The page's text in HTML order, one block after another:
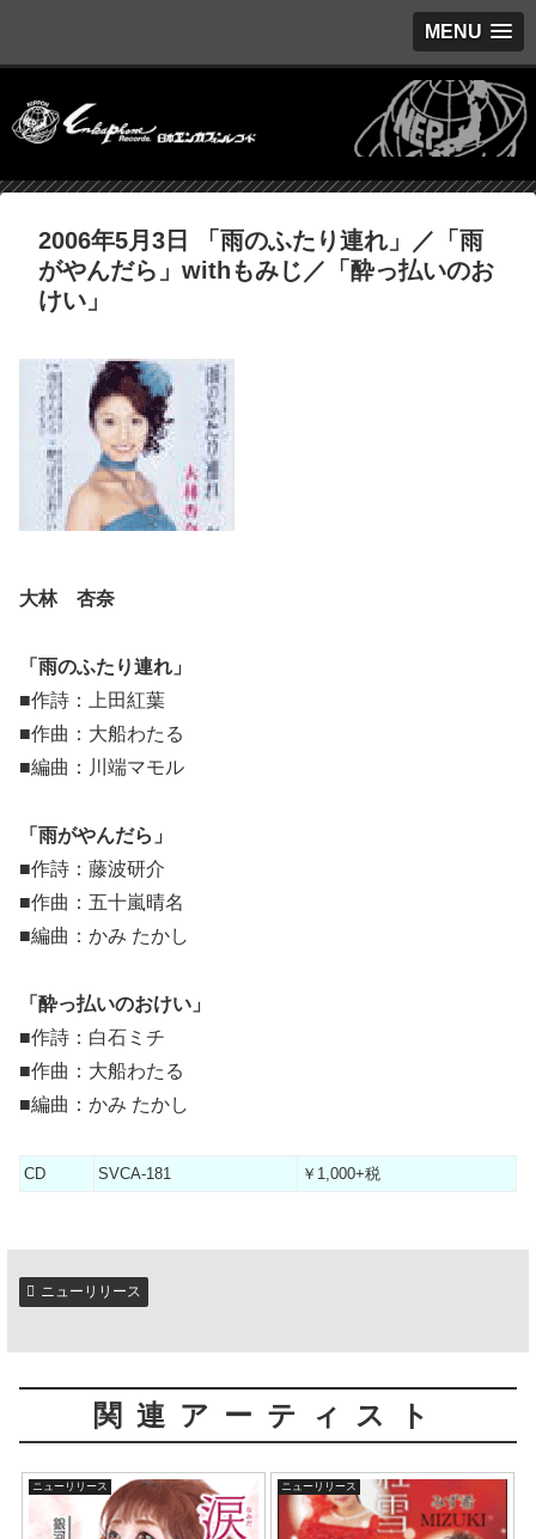
MENU
2006年5月3日 「雨のふたり連れ」／「雨
がやんだら」withもみじ／「酔っ払いのお
けい」
大林 杏奈
「雨のふたり連れ」
■作詩：上田紅葉
■作曲：大船わたる
■編曲：川端マモル
「雨がやんだら」
■作詩：藤波研介
■作曲：五十嵐晴名
■編曲：かみ たかし
「酔っ払いのおけい」
■作詩：白石ミチ
■作曲：大船わたる
■編曲：かみ たかし
CD SVCA-181 ￥1,000+税
ニューリリース
関連アーティスト
ニューリリース ニューリリース